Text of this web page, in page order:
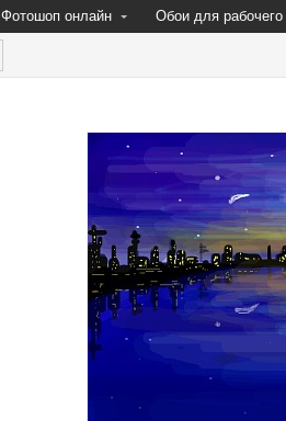
Фотошоп онлайн Обои для рабочего